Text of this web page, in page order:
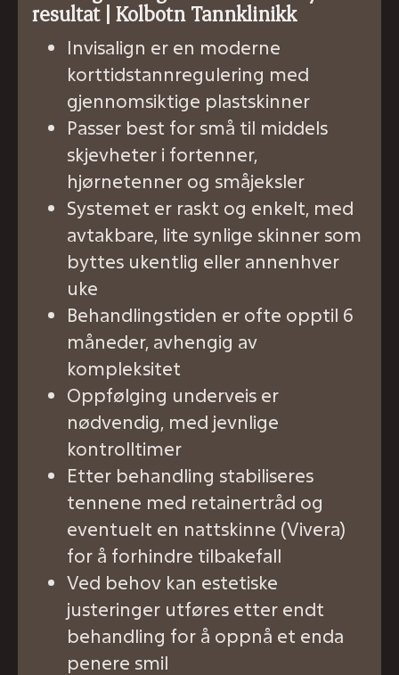
resultat | Kolbotn Tannklinikk
Invisalign er en moderne
korttidstannregulering med
gjennomsiktige plastskinner
Passer best for små til middels
skjevheter i fortenner,
hjørnetenner og småjeksler
Systemet er raskt og enkelt, med
avtakbare, lite synlige skinner som
byttes ukentlig eller annenhver
uke
Behandlingstiden er ofte opptil 6
måneder, avhengig av
kompleksitet
Oppfølging underveis er
nødvendig, med jevnlige
kontrolltimer
Etter behandling stabiliseres
tennene med retainertråd og
eventuelt en nattskinne (Vivera)
for å forhindre tilbakefall
Ved behov kan estetiske
justeringer utføres etter endt
behandling for å oppnå et enda
penere smil